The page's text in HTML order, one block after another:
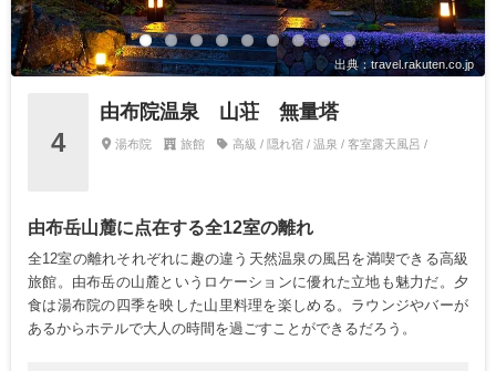
出典：travel.rakuten.co.jp
4
由布院温泉 山荘 無量塔
湯布院 旅館 高級 / 隠れ宿 / 温泉 / 客室露天風呂 /
由布岳山麓に点在する全12室の離れ
全12室の離れそれぞれに趣の違う天然温泉の風呂を満喫できる高級
旅館。由布岳の山麓というロケーションに優れた立地も魅力だ。夕
食は湯布院の四季を映した山里料理を楽しめる。ラウンジやバーが
あるからホテルで大人の時間を過ごすことができるだろう。